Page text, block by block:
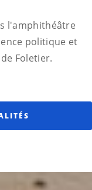
l'amphithéâtre
politique et
Foletier.